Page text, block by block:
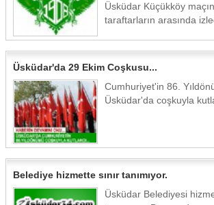
Üsküdar Küçükköy
taraftarların arasında
Üsküdar'da 29 Ekim Coşkusu...
Cumhuriyet'in 86.
Üsküdar'da coşkuyla
Belediye hizmette sınır tanımıyor.
Üsküdar Belediyesi